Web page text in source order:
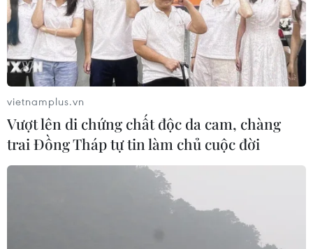
vietnamplus.vn
Vượt lên di chứng chất độc da cam, chàng
trai Đồng Tháp tự tin làm chủ cuộc đời